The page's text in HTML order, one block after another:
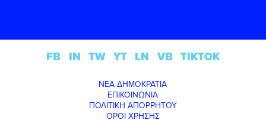
ΝΕΑ ΔΗΜΟΚΡΑΤΙΑ
ΕΠΙΚΟΙΝΩΝΙΑ
ΠΟΛΙΤΙΚΗ ΑΠΟΡΡΗΤΟΥ
ΟΡΟΙ ΧΡΗΣΗΣ
FB IN TW YT LN VB TIKTOK